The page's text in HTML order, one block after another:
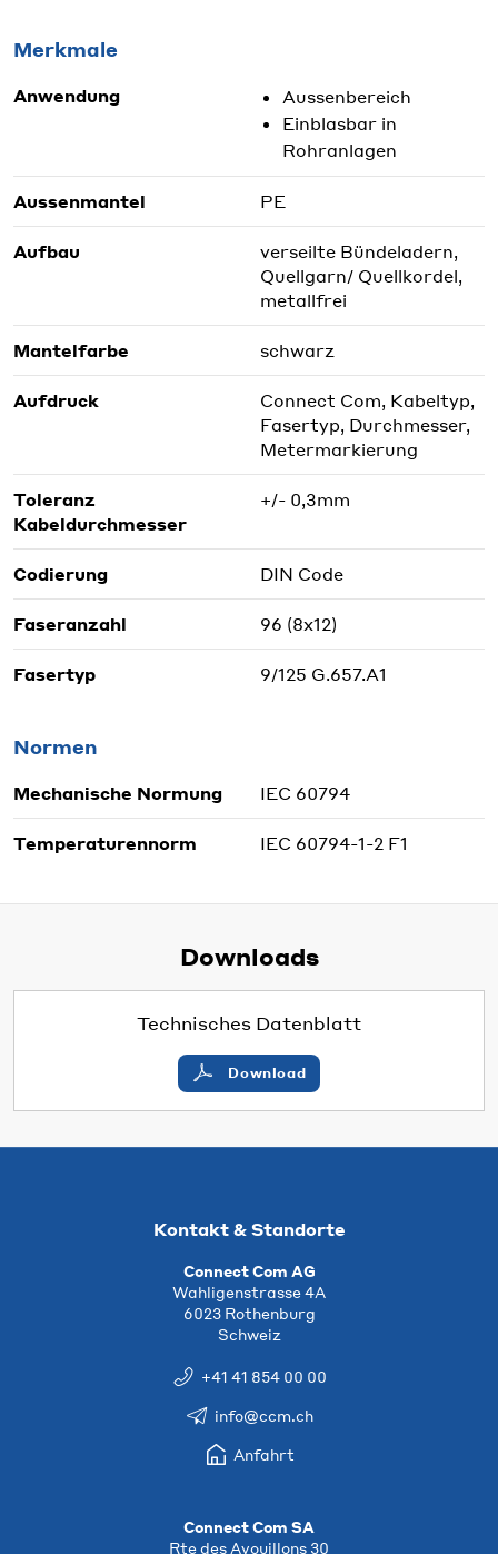
Merkmale
Anwendung
Aussenbereich
Einblasbar in
Rohranlagen
Aussenmantel PE
Aufbau
verseilte Bündeladern,
Quellgarn/ Quellkordel,
metallfrei
Mantelfarbe schwarz
Aufdruck
Connect Com, Kabeltyp,
Fasertyp, Durchmesser,
Metermarkierung
Toleranz
Kabeldurchmesser
+/- 0,3mm
Codierung DIN Code
Faseranzahl 96 (8x12)
Fasertyp 9/125 G.657.A1
Normen
Mechanische Normung IEC 60794
Temperaturennorm IEC 60794-1-2 F1
Downloads
Technisches Datenblatt
Download
Kontakt & Standorte
Connect Com AG
Wahligenstrasse 4A
6023 Rothenburg
Schweiz
+41 41 854 00 00
info@ccm.ch
Anfahrt
Connect Com SA
Rte des Avouillons 30